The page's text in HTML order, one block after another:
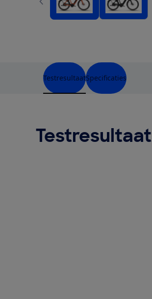
TestresultaatSpecificaties
Testresultaat